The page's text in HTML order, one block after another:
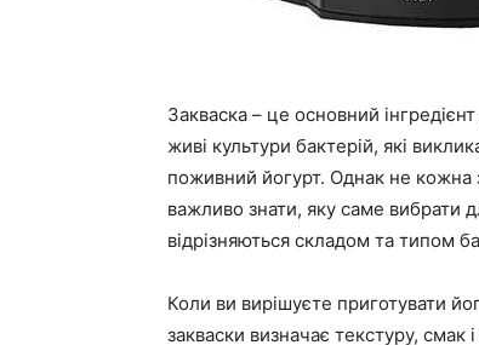
Закваска – це основний
живі культури бактерій, які
поживний йогурт. Однак не кожна
важливо знати, яку саме вибрати
відрізняються складом та типом
Коли ви вирішуєте приготувати
закваски визначає текстуру, смак